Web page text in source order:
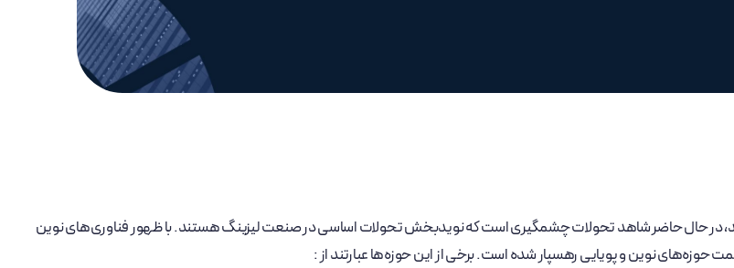
در حال حاضر شاهد تحولات چشمگیری است که نویدبخش تحولات اساسی در صنعت لیزینگ هستند. با ظهور فناوری‌های نوین
حوزه‌های نوین و پویایی رهسپار شده است. برخی از این حوزه‌ها عبارتند از :